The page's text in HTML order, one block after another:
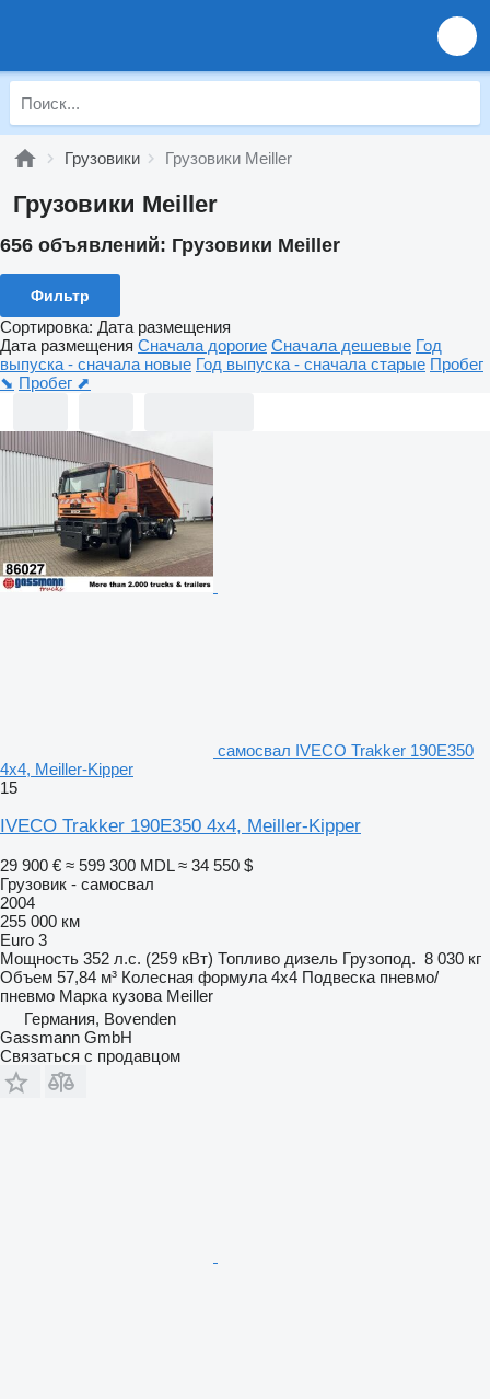
Грузовики Грузовики Meiller
Грузовики Meiller
656 объявлений: Грузовики Meiller
Фильтр
Сортировка: Дата размещения
Дата размещения Сначала дорогие Сначала дешевые Год
выпуска - сначала новые Год выпуска - сначала старые Пробег
⬊ Пробег ⬈
самосвал IVECO Trakker 190E350
4x4, Meiller-Kipper
15
IVECO Trakker 190E350 4x4, Meiller-Kipper
29 900 € ≈ 599 300 MDL ≈ 34 550 $
Грузовик - самосвал
2004
255 000 км
Euro 3
Мощность 352 л.с. (259 кВт) Топливо дизель Грузопод. 8 030 кг
Объем 57,84 м³ Колесная формула 4x4 Подвеска пневмо/
пневмо Марка кузова Meiller
Германия, Bovenden
Gassmann GmbH
Связаться с продавцом